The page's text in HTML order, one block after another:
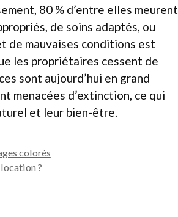
80 % d’entre elles meurent
de soins adaptés, ou
de mauvaises conditions est
les propriétaires cessent de
sont aujourd’hui en grand
menacées d’extinction, ce qui
et leur bien-être.
colorés
?